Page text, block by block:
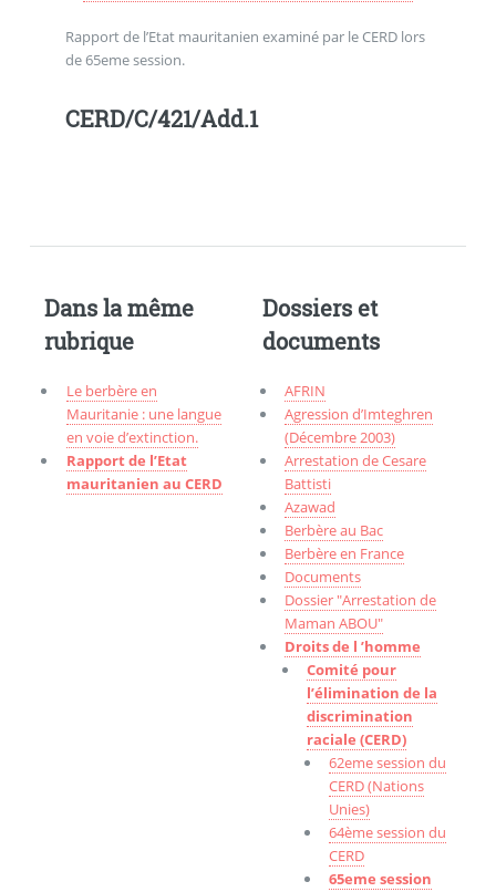
Rapport de l’Etat mauritanien examiné par le CERD lors
de 65eme session.
CERD/C/421/Add.1
Dans la même
rubrique
Le berbère en
Mauritanie : une langue
en voie d’extinction.
Rapport de l’Etat
mauritanien au CERD
Dossiers et
documents
AFRIN
Agression d’Imteghren
(Décembre 2003)
Arrestation de Cesare
Battisti
Azawad
Berbère au Bac
Berbère en France
Documents
Dossier "Arrestation de
Maman ABOU"
Droits de l ’homme
Comité pour
l’élimination de la
discrimination
raciale (CERD)
62eme session du
CERD (Nations
Unies)
64ème session du
CERD
65eme session